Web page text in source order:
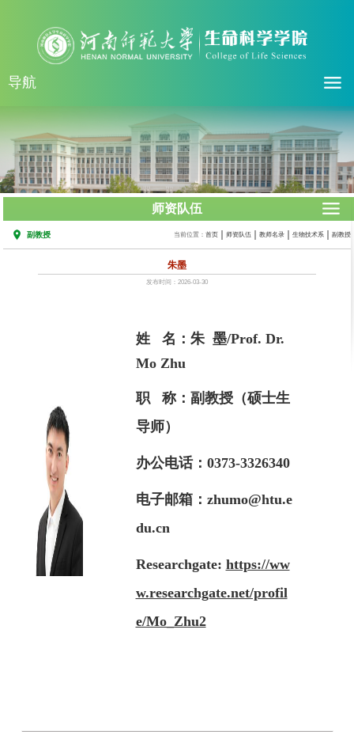
导航
师资队伍
副教授 当前位置： 首页 师资队伍 教师名录 生物技术系 副教授
朱墨
发布时间：2026-03-30
姓 名：朱 墨/Prof. Dr.
Mo Zhu
职 称：副教授（硕士生
导师）
办公电话：0373-3326340
电子邮箱：zhumo@htu.e
du.cn
Researchgate: https://ww
w.researchgate.net/profil
e/Mo_Zhu2